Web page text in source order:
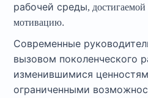
рабочей среды,
мотивацию.
Современные
вызовом поколенческого
изменившимися
ограниченными